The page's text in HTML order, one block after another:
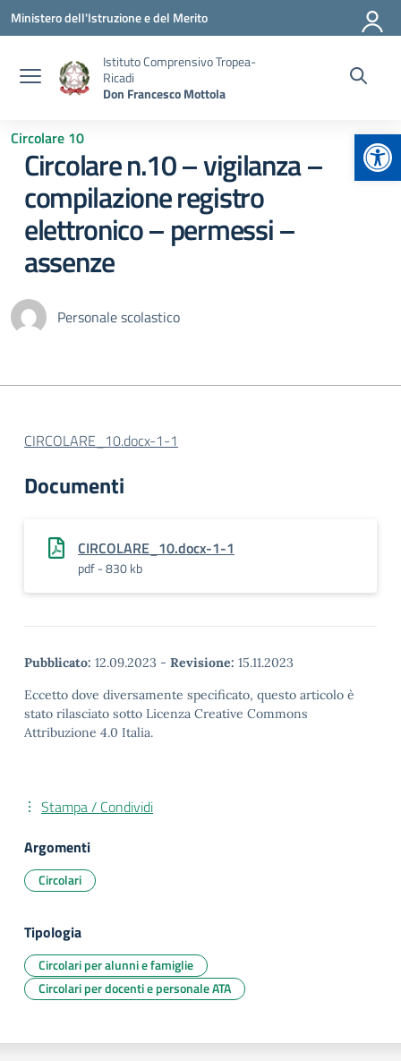
Vai ai contenuti
Vai al menu di navigazione
Vai al footer
Ministero dell'Istruzione e del Merito
Istituto Comprensivo Tropea-
Ricadi
Don Francesco Mottola
Circolare 10
Circolare n.10 – vigilanza –
compilazione registro
elettronico – permessi –
assenze
Personale scolastico
CIRCOLARE_10.docx-1-1
Documenti
CIRCOLARE_10.docx-1-1
pdf - 830 kb
Pubblicato: 12.09.2023 - Revisione: 15.11.2023
Eccetto dove diversamente specificato, questo articolo è
stato rilasciato sotto Licenza Creative Commons
Attribuzione 4.0 Italia.
Stampa / Condividi
Argomenti
Circolari
Tipologia
Circolari per alunni e famiglie
Circolari per docenti e personale ATA